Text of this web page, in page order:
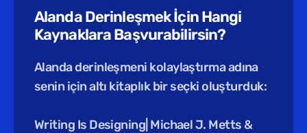
Alanda Derinleşmek İçin Hangi
Kaynaklara Başvurabilirsin?
Alanda derinleşmeni kolaylaştırma adına
senin için altı kitaplık bir seçki oluşturduk:
Writing Is Designing| Michael J. Metts &